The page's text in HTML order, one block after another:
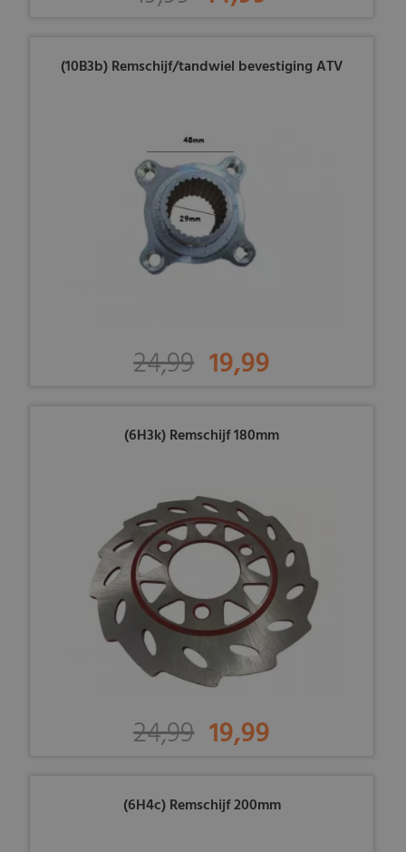
(10B3b) Remschijf/tandwiel bevestiging ATV
24,99 19,99
(6H3k) Remschijf 180mm
24,99 19,99
(6H4c) Remschijf 200mm